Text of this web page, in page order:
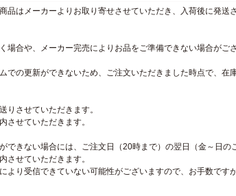
品はメーカーよりお取り寄せさせていただき、入荷後に発送
場合や、メーカー完売によりお品をご準備できない場合がご
での更新ができないため、ご注文いただきました時点で、在
りさせていただきます。
させていただきます。
できない場合には、ご注文日（20時まで）の翌日（金～日の
させていただきます。
より受信できていない可能性がございますので、お手数です